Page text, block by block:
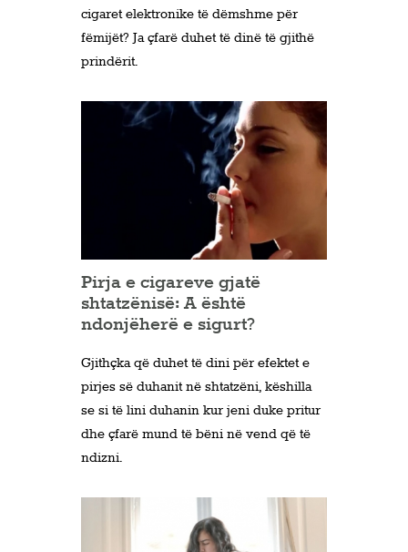
cigaret elektronike të dëmshme për
fëmijët? Ja çfarë duhet të dinë të gjithë
prindërit.
Pirja e cigareve gjatë
shtatzënisë: A është
ndonjëherë e sigurt?
Gjithçka që duhet të dini për efektet e
pirjes së duhanit në shtatzëni, këshilla
se si të lini duhanin kur jeni duke pritur
dhe çfarë mund të bëni në vend që të
ndizni.